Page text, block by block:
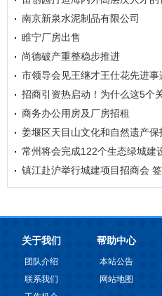
南京新泉水泥制品有限公司
睢宁厂房出售
尚德破产重整稳步推进
市领导会见王继才王仕花先进
商务办公用房及厂房招租
姜堰区天目山文化和自然遗产保
常州将会完成122个生态绿城建
镇江赴沪举行城建项目招商会
关于我们
团队介绍
联系我们
帮助中心
本站公告
网站地图